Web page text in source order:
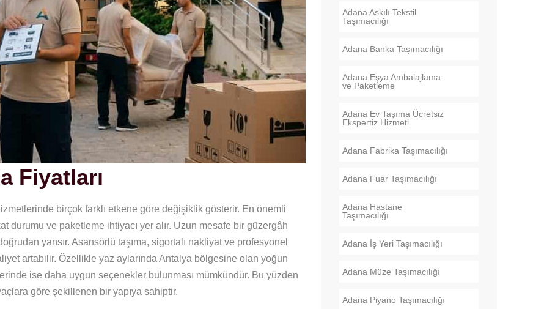
Fiyatları
birçok farklı etkene göre değişiklik gösterir. En önemli
durumu ve paketleme ihtiyacı yer alır. Uzun mesafe bir güzergâh
yansır. Asansörlü taşıma, sigortalı nakliyat ve profesyonel
artabilir. Özellikle yaz aylarında Antalya bölgesine olan yoğun
ise daha uygun seçenekler bulunması mümkündür. Bu yüzden
göre şekillenen bir yapıya sahiptir.
Adana Askılı Tekstil
Taşımacılığı
Adana Banka Taşımacılığı
Adana Eşya Ambalajlama
ve Paketleme
Adana Ev Taşıma Ücretsiz
Ekspertiz Hizmeti
Adana Fabrika Taşımacılığı
Adana Fuar Taşımacılığı
Adana Hastane
Taşımacılığı
Adana İş Yeri Taşımacılığı
Adana Müze Taşımacılığı
Adana Piyano Taşımacılığı